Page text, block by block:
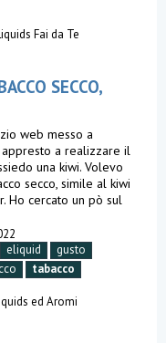
Fai da Te
SECCO,
web messo a
a realizzare il
una kiwi. Volevo
secco, simile al kiwi
Ho cercato un pò sul
eliquid
gusto
tabacco
ed Aromi